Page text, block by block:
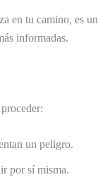
en tu camino, es un
informadas.
un peligro.
por sí misma.